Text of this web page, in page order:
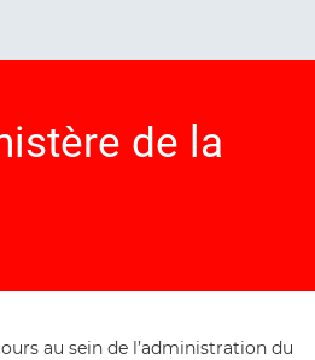
de la
au sein de l’administration du